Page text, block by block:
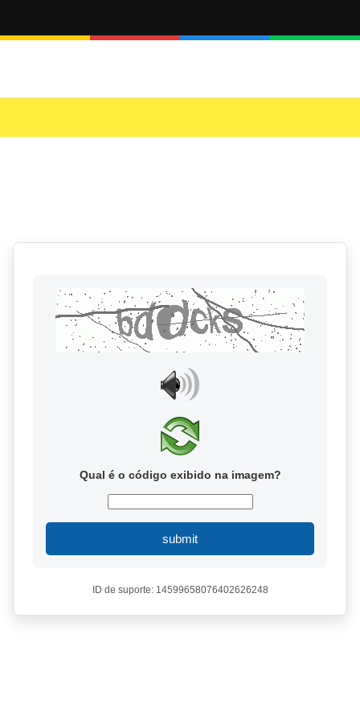
Qual é o código exibido na imagem?
submit
ID de suporte: 14599658076402626248